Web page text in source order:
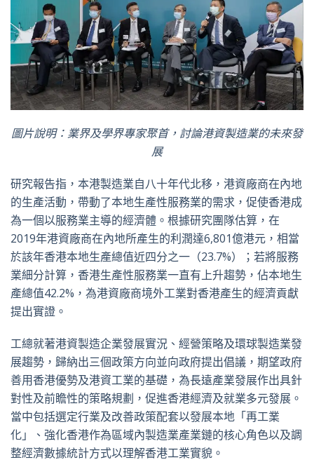
圖片說明：業界及學界專家聚首，討論港資製造業的未來發
展
研究報告指，本港製造業自八十年代北移，港資廠商在內地
的生產活動，帶動了本地生產性服務業的需求，促使香港成
為一個以服務業主導的經濟體。根據研究團隊估算，在
2019年港資廠商在內地所產生的利潤達6,801億港元，相當
於該年香港本地生產總值近四分之一（23.7%）；若將服務
業細分計算，香港生產性服務業一直有上升趨勢，佔本地生
產總值42.2%，為港資廠商境外工業對香港產生的經濟貢獻
提出實證。
工總就著港資製造企業發展實況、經營策略及環球製造業發
展趨勢，歸納出三個政策方向並向政府提出倡議，期望政府
善用香港優勢及港資工業的基礎，為長遠產業發展作出具針
對性及前瞻性的策略規劃，促進香港經濟及就業多元發展。
當中包括選定行業及改善政策配套以發展本地「再工業
化」、強化香港作為區域內製造業產業鏈的核心角色以及調
整經濟數據統計方式以理解香港工業實貌。